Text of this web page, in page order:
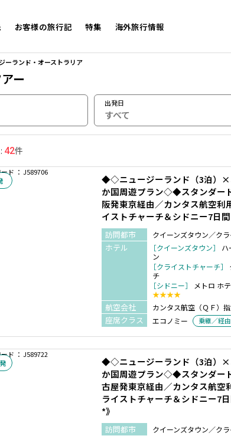
お客様の旅行記 特集 海外旅行情報
ーランド・オーストラリア
ー
出発日
すべて
42件
ド ： J589706
◆◇ニュージーランド（3泊）×
か国周遊プラン◇◆スタンダー
阪発東京経由／カンタス航空利
イストチャーチ＆シドニー7日
訪問都市 クイーンズタウン／ク
ホテル ［クイーンズタウン］
ハ
ン
［クライストチャーチ］
チ
［シドニー］
メトロ ホ
★★★★
航空会社 カンタス航空（ＱＦ）
座席クラス エコノミー 乗継／経由
ド ： J589722
◆◇ニュージーランド（3泊）×
か国周遊プラン◇◆スタンダー
古屋発東京経由／カンタス航空
ライストチャーチ＆シドニー7
*》
訪問都市 クイーンズタウン／ク